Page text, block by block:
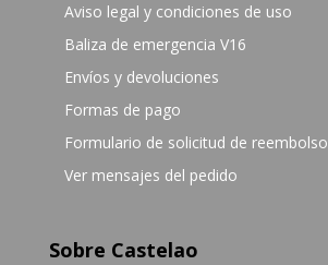
Aviso legal y condiciones de uso
Baliza de emergencia V16
Envíos y devoluciones
Formas de pago
Formulario de solicitud de reembolso
Ver mensajes del pedido
Sobre Castelao